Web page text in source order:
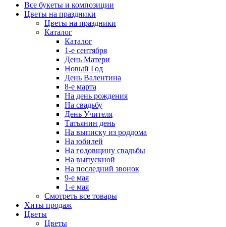
Все букеты и композиции
Цветы на праздники
Цветы на праздники
Каталог
Каталог
1-е сентября
День Матери
Новый Год
День Валентина
8-е марта
На день рождения
На свадьбу
День Учителя
Татьянин день
На выписку из роддома
На юбилей
На годовщину свадьбы
На выпускной
На последний звонок
9-е мая
1-е мая
Смотреть все товары
Хиты продаж
Цветы
Цветы